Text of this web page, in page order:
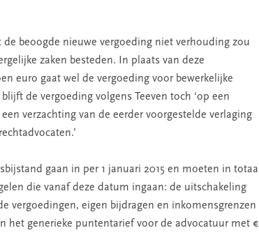
beoogde nieuwe vergoeding niet verhouding zou
zaken besteden. In plaats van deze
euro gaat wel de vergoeding voor bewerkelijke
de vergoeding volgens Teeven toch ‘op een
verzachting van de eerder voorgestelde verlaging
gaan in per 1 januari 2015 en moeten in totaal
die vanaf deze datum ingaan: de uitschakeling
vergoedingen, eigen bijdragen en inkomensgrenzen
het generieke puntentarief voor de advocatuur met €